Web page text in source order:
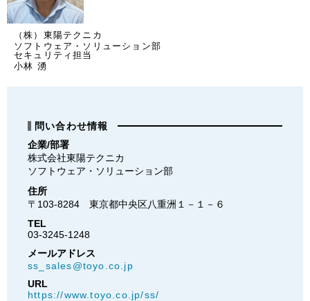
（株）東陽テクニカ
ソフトウェア・ソリューション部
セキュリティ担当
小林 湧
問い合わせ情報
企業/部署
株式会社東陽テクニカ
ソフトウェア・ソリューション部
住所
〒103-8284　東京都中央区八重洲１－１－６
TEL
03-3245-1248
メールアドレス
ss_sales@toyo.co.jp
URL
https://www.toyo.co.jp/ss/